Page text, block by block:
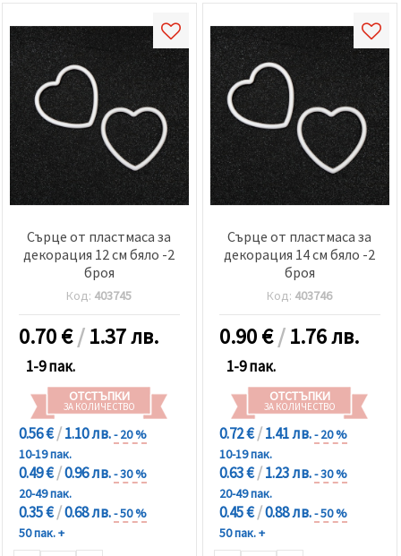
Сърце от пластмаса за
декорация 12 см бяло -2
броя
Код: 403745
0.70€/1.37 лв.
1-9 пак.
ОТСТЪПКИ
ЗА КОЛИЧЕСТВО
0.56 €/1.10 лв.- 20 %
10-19 пак.
0.49 €/0.96 лв.- 30 %
20-49 пак.
0.35 €/0.68 лв.- 50 %
50 пак. +
Сърце от пластмаса за
декорация 14 см бяло -2
броя
Код: 403746
0.90€/1.76 лв.
1-9 пак.
ОТСТЪПКИ
ЗА КОЛИЧЕСТВО
0.72 €/1.41 лв.- 20 %
10-19 пак.
0.63 €/1.23 лв.- 30 %
20-49 пак.
0.45 €/0.88 лв.- 50 %
50 пак. +